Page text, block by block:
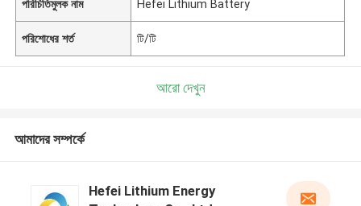
পরিচিতিমুলক নাম Hefei Lithium Battery
পরিশোধের শর্ত টি/টি
আরো দেখুন
আমাদের সম্পর্কে
Hefei Lithium Energy